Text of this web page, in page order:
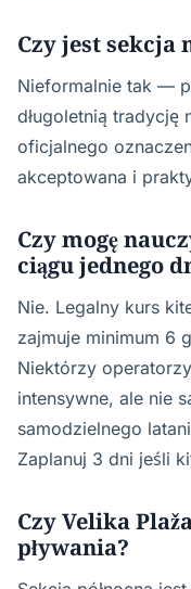
Czy jest sekcja
Nieformalnie tak —
długoletnią tradycję
oficjalnego
akceptowana i
Czy mogę
ciągu jednego
Nie. Legalny kurs
zajmuje minimum 6
Niektórzy
intensywne, ale nie
samodzielnego
Zaplanuj 3 dni jeśli
Czy Velika
pływania?